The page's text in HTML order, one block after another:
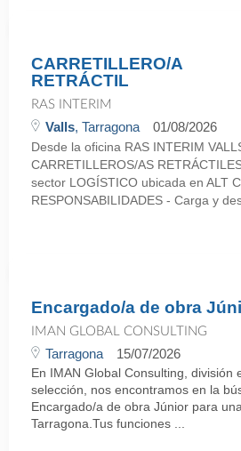
CARRETILLERO/A
RETRÁCTIL
RAS INTERIM
Valls, Tarragona 01/08/2026
Desde la oficina RAS INTERIM
CARRETILLEROS/AS
sector LOGÍSTICO ubicada en ALT
RESPONSABILIDADES - Carga y
Encargado/a de obra
IMAN GLOBAL CONSULTING
Tarragona 15/07/2026
En IMAN Global Consulting, división
selección, nos encontramos en la
Encargado/a de obra Júnior para
Tarragona.Tus funciones ...